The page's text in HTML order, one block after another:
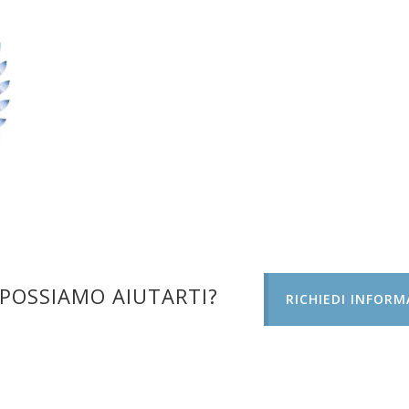
AIUTARTI? RICHIEDI